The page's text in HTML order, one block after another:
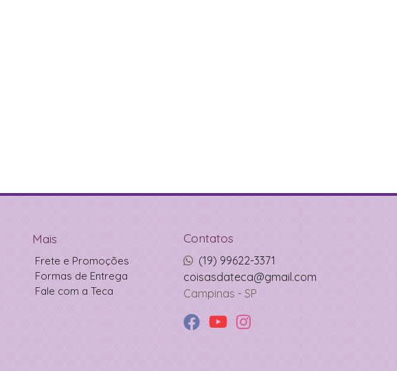
Contatos
(19) 99622-3371
coisasdateca@gmail.com
Campinas - SP
Mais
Frete e Promoções
Formas de Entrega
Fale com a Teca